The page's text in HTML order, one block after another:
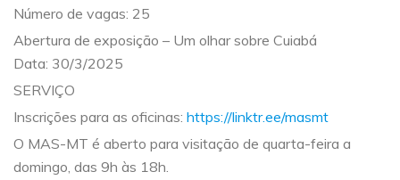
Número de vagas: 25
Abertura de exposição – Um olhar sobre Cuiabá
Data: 30/3/2025
SERVIÇO
Inscrições para as oficinas: https://linktr.ee/masmt
O MAS-MT é aberto para visitação de quarta-feira a
domingo, das 9h às 18h.